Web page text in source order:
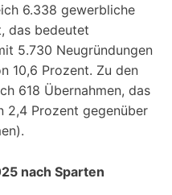
6.338 gewerbliche
das bedeutet
5.730 Neugründungen
10,6 Prozent. Zu den
618 Übernahmen, das
2,4 Prozent gegenüber
nach Sparten